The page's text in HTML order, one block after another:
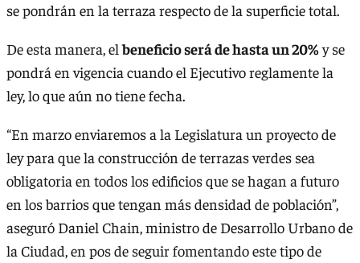
se pondrán en la terraza respecto de la superficie total.
De esta manera, elbeneficio será de hasta un 20%y se
pondrá en vigencia cuando el Ejecutivo reglamente la
ley, lo que aún no tiene fecha.
“En marzo enviaremos a la Legislatura un proyecto de
ley para que la construcción de terrazas verdes sea
obligatoria en todos los edificios que se hagan a futuro
en los barrios que tengan más densidad de población”,
aseguró Daniel Chain, ministro de Desarrollo Urbano de
la Ciudad, en pos de seguir fomentando este tipo de